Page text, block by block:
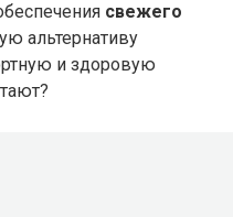
свежего
альтернативу
и здоровую